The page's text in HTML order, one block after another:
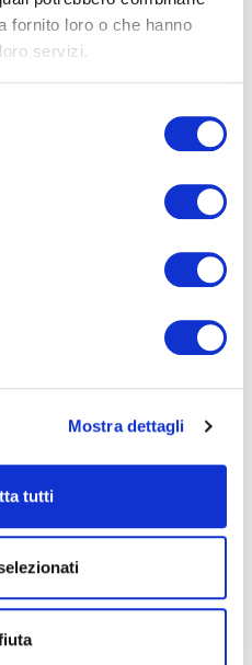
fornito loro o che hanno
servizi.
Mostra dettagli
tutti
al servizio antincendio
Preposti
RLS
PES/PAV
CONTENUTI CORSO
DETTAGLI E ISCRIZIONE